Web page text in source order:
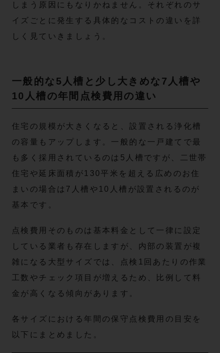
しまう原因にもなりかねません。それぞれのサ
イズごとに発生する具体的なコストの違いを詳
しく見ていきましょう。
一般的な5人槽と少し大きめな7人槽や
10人槽の年間点検費用の違い
住宅の規模が大きくなると、設置される浄化槽
の容量もアップします。一般的な一戸建てで最
も多く採用されているのは5人槽ですが、二世帯
住宅や延床面積が130平米を超える広めのお住
まいの場合は7人槽や10人槽が設置されるのが
基本です。
点検費用そのものは基本料金として一律に設定
している業者も存在しますが、内部の装置が複
雑になる大型サイズでは、点検1回あたりの作業
工数やチェック項目が増えるため、比例して料
金が高くなる傾向があります。
各サイズにおける年間の保守点検費用の目安を
以下にまとめました。